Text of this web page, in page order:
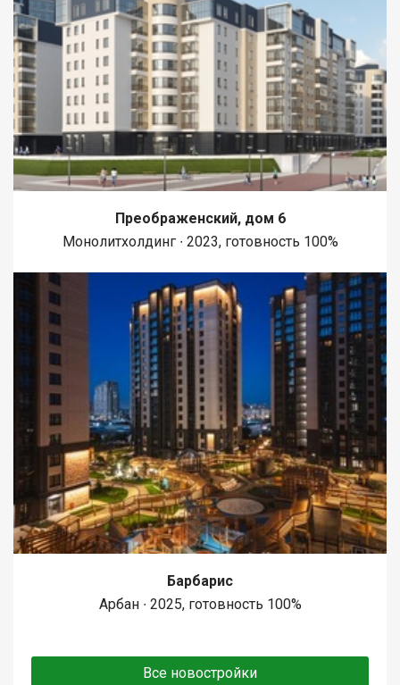
Преображенский, дом 6
Монолитхолдинг ∙ 2023, готовность 100%
Барбарис
Арбан ∙ 2025, готовность 100%
Все новостройки